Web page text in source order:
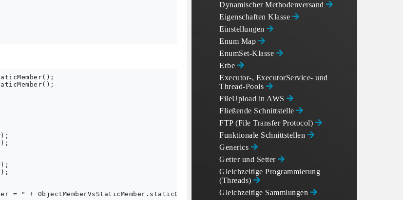
= " + ObjectMemberVsStaticMember.staticCounter);
Dynamischer Methodenversand
Eigenschaften Klasse
Einstellungen
Enum Map
EnumSet-Klasse
Erbe
Executor-, ExecutorService- und
Thread-Pools
FileUpload in AWS
Fließende Schnittstelle
FTP (File Transfer Protocol)
Funktionale Schnittstellen
Generics
Getter und Setter
Gleichzeitige Programmierung
(Threads)
Gleichzeitige Sammlungen